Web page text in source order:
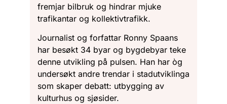
fremjar bilbruk og hindrar mjuke
trafikantar og kollektivtrafikk.
Journalist og forfattar Ronny Spaans
har besøkt 34 byar og bygdebyar teke
denne utvikling på pulsen. Han har òg
undersøkt andre trendar i stadutviklinga
som skaper debatt: utbygging av
kulturhus og sjøsider.